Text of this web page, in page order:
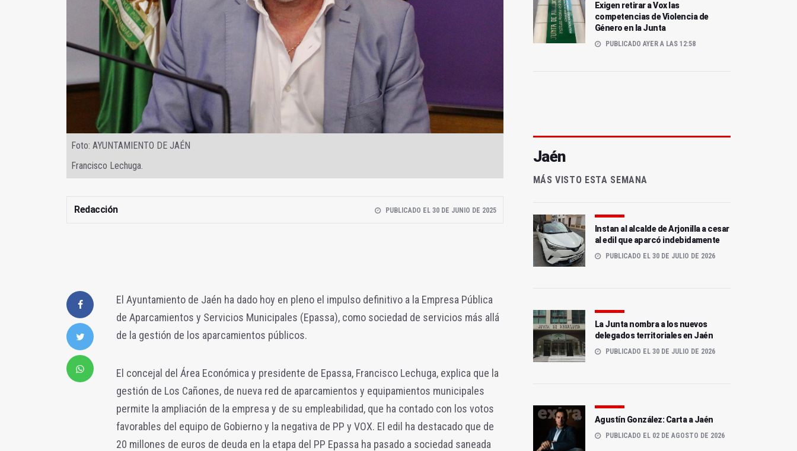
Foto: AYUNTAMIENTO DE JAÉN
Francisco Lechuga.
Redacción PUBLICADO EL 30 DE JUNIO DE 2025
El Ayuntamiento de Jaén ha dado hoy en pleno el impulso definitivo a la Empresa Pública
de Aparcamientos y Servicios Municipales (Epassa), como sociedad de servicios más allá
de la gestión de los aparcamientos públicos.
El concejal del Área Económica y presidente de Epassa, Francisco Lechuga, explica que la
gestión de Los Cañones, de nueva red de aparcamientos y equipamientos municipales
permite la ampliación de la empresa y de su empleabilidad, que ha contado con los votos
favorables del equipo de Gobierno y la negativa de PP y VOX. El edil ha destacado que de
20 millones de euros de deuda en la etapa del PP Epassa ha pasado a sociedad saneada
Exigen retirar a Vox las
competencias de Violencia de
Género en la Junta
PUBLICADO AYER A LAS 12:58
Jaén
MÁS VISTO ESTA SEMANA
Instan al alcalde de Arjonilla a cesar
al edil que aparcó indebidamente
PUBLICADO EL 30 DE JULIO DE 2026
La Junta nombra a los nuevos
delegados territoriales en Jaén
PUBLICADO EL 30 DE JULIO DE 2026
Agustín González: Carta a Jaén
PUBLICADO EL 02 DE AGOSTO DE 2026